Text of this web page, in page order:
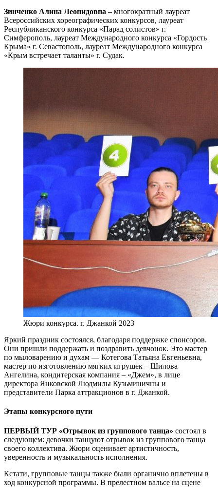
Зинченко Алина Леонидовна – многократный лауреат
Всероссийских хореографических конкурсов, лауреат
Республиканского конкурса «Парад солистов» г.
Симферополь, лауреат Международного конкурса «Гордость
Крыма» г. Севастополь, лауреат Международного конкурса
«Крым встречает таланты» г. Судак.
Жюри конкурса. г. Джанкой 2023
Яркий праздник состоялся, благодаря поддержке спонсоров.
Они пришли поддержать и поздравить девчонок. Это мастер
по мыловарению и духам — Котегова Татьяна Евгеньевна,
мастер по изготовлению мягких игрушек – Шилова
Ангелина, кондитерская компания – «Джем», в лице
директора Янковской Людмилы Кузьминичны и
представители Парка аттракционов в г. Джанкой.
Этапы конкурсного пути
ПЕРВЫЙ ТУР «Отрывок из группового танца» состоял в
следующем: девочки танцуют отрывок из группового танца
своего коллектива. Жюри оценивает артистичность,
уверенность и музыкальность исполнения.
Кстати, групповые танцы также были органично вплетены в
ход конкурсной программы. В прелестном вальсе на сцене